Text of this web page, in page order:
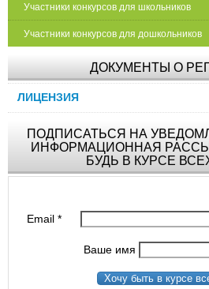
Участники конкурсов для школьников
Участники конкурсов для дошкольников
ДОКУМЕНТЫ О
ЛИЦЕНЗИЯ
ПОДПИСАТЬСЯ НА
ИНФОРМАЦИОННАЯ
БУДЬ В КУРСЕ
Email*
Ваше имя
Хочу быть в курсе